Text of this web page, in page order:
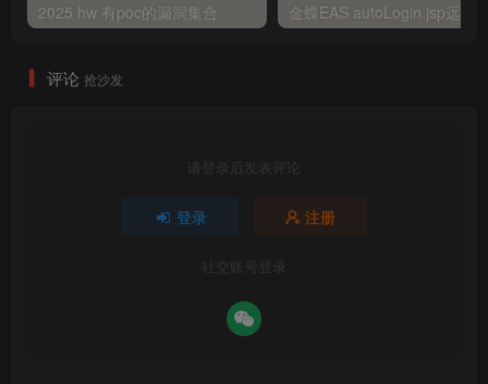
2025 hw 有poc的漏洞集合
评论 抢沙发
请登录后发表评论
登录 注册
社交账号登录